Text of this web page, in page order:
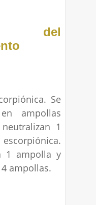
del
Se
ampollas
1
1 ampolla y
ampollas.